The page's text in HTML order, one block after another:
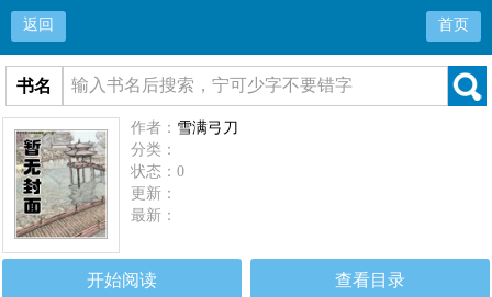
返回 首页
书名
作者： 雪满弓刀
分类：
状态：0
更新：
最新：
开始阅读 查看目录